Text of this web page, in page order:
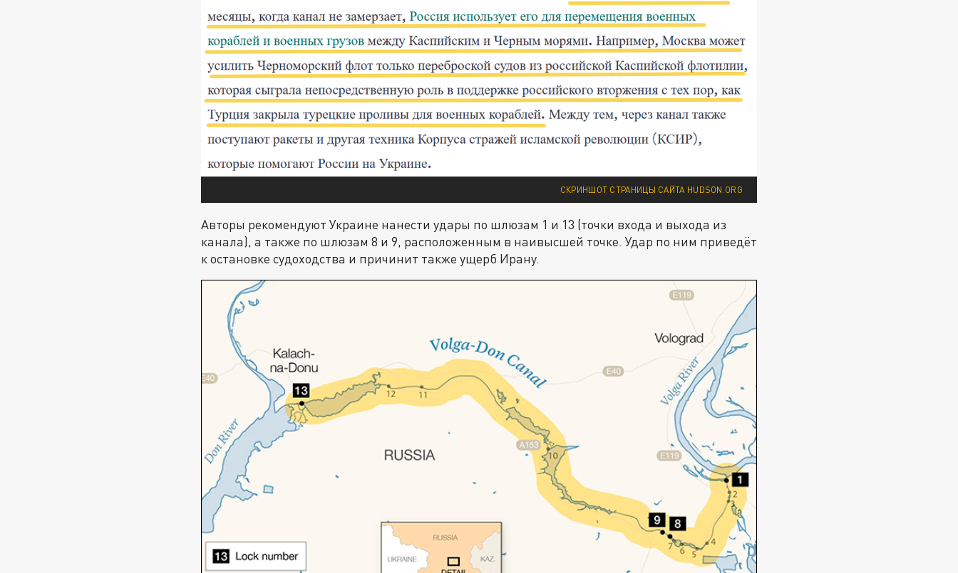
СКРИНШОТ СТРАНИЦЫ САЙТА HUDSON.ORG
Авторы рекомендуют Украине нанести удары по шлюзам 1 и 13 (точки входа и выхода из
канала), а также по шлюзам 8 и 9, расположенным в наивысшей точке. Удар по ним приведёт
к остановке судоходства и причинит также ущерб Ирану.